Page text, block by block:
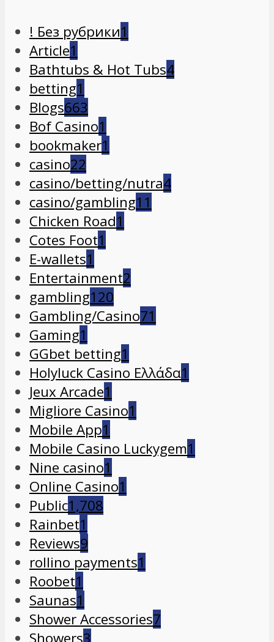
! Без рубрики1
Article1
Bathtubs & Hot Tubs4
betting1
Blogs663
Bof Casino1
bookmaker1
casino22
casino/betting/nutra4
casino/gambling11
Chicken Road1
Cotes Foot1
E-wallets1
Entertainment2
gambling120
Gambling/Casino71
Gaming1
GGbet betting1
Holyluck Casino Ελλάδα1
Jeux Arcade1
Migliore Casino1
Mobile App1
Mobile Casino Luckygem1
Nine casino1
Online Casino1
Public1,708
Rainbet1
Reviews9
rollino payments1
Roobet1
Saunas1
Shower Accessories7